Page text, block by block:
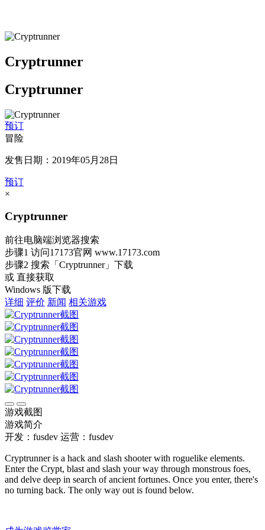
Cryptrunner
Cryptrunner
预订
冒险
发售日期：2019年05月28日
预订
×
Cryptrunner
前往电脑端浏览器搜索
步骤1 访问17173官网 www.17173.com
步骤2 搜索 「Cryptrunner」 下载
或 直接获取
Windows 版下载
详细 评价 新闻 相关游戏
游戏截图
游戏简介
开发：fusdev 运营：fusdev
Cryptrunner is a hack and slash shooter with roguelike elements.
Enter the Crypt, blast and slash your way through monstrous foes,
and delve deep in search of ancient fortunes. Once you enter, there's
no turning back. The only way out is found below.